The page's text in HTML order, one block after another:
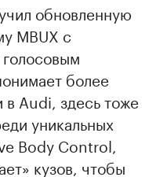
обновленную
MBUX с
более
Audi, здесь тоже
уникальных
Body Control,
кузов, чтобы